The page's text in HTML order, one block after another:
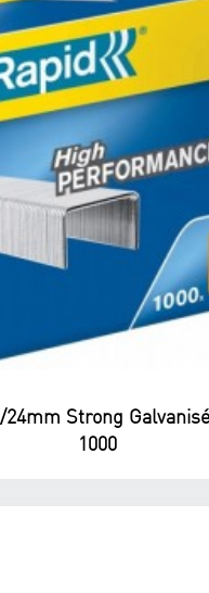
24mm Strong
1000